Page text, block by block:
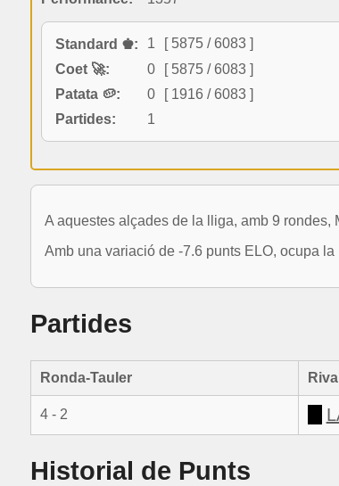
Standard ♚: 1
[ 5875 / 6083 ]
Coet 🚀:
0
[ 5875 / 6083 ]
Patata 🥔:
0
[ 1916 / 6083 ]
Partides:
1
A aquestes alçades de la lliga, amb 9
Amb una variació de -7.6 punts ELO, ocupa
Partides
Ronda-Tauler Rival
4 - 2
Historial de Punts